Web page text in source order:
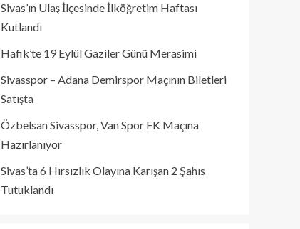
Sivas’ın Ulaş İlçesinde İlköğretim Haftası
Kutlandı
Hafik’te 19 Eylül Gaziler Günü Merasimi
Sivasspor – Adana Demirspor Maçının Biletleri
Satışta
Özbelsan Sivasspor, Van Spor FK Maçına
Hazırlanıyor
Sivas’ta 6 Hırsızlık Olayına Karışan 2 Şahıs
Tutuklandı